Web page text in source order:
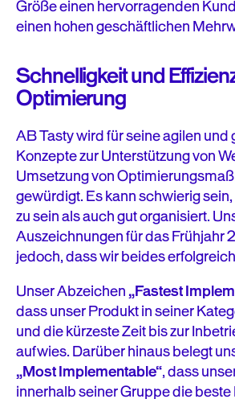
Größe einen hervorragenden
einen hohen geschäftlichen
Schnelligkeit und
Optimierung
AB Tasty wird für seine agilen und
Konzepte zur Unterstützung von
Umsetzung von
gewürdigt. Es kann schwierig
zu sein als auch gut organisiert.
Auszeichnungen für das Frühjahr
jedoch, dass wir beides
Unser Abzeichen„Fastest
dass unser Produkt in seiner
und die kürzeste Zeit bis zur
aufwies. Darüber hinaus belegt
„Most Implementable“, dass
innerhalb seiner Gruppe die